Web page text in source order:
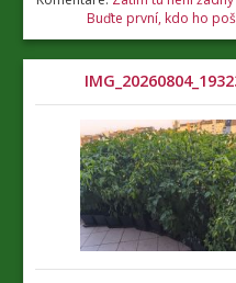
Buďte první, kdo ho